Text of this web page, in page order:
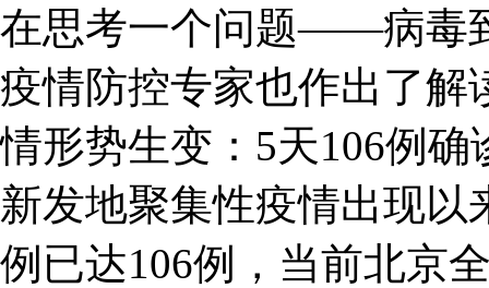
在思考一个问题——病毒
疫情防控专家也作出了
情形势生变：5天106例
新发地聚集性疫情出现
例已达106例，当前北京